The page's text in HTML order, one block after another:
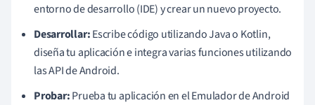
entorno de desarrollo (IDE) y crear un nuevo proyecto.
Desarrollar:Escribe código utilizando Java o Kotlin,
diseña tu aplicación e integra varias funciones utilizando
las API de Android.
Probar:Prueba tu aplicación en el Emulador de Android